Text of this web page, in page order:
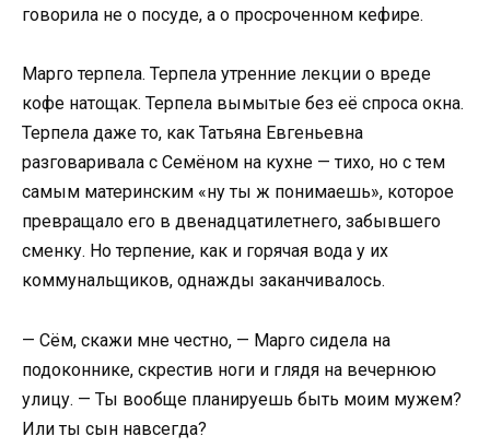
говорила не о посуде, а о просроченном кефире.
Марго терпела. Терпела утренние лекции о вреде
кофе натощак. Терпела вымытые без её спроса окна.
Терпела даже то, как Татьяна Евгеньевна
разговаривала с Семёном на кухне — тихо, но с тем
самым материнским «ну ты ж понимаешь», которое
превращало его в двенадцатилетнего, забывшего
сменку. Но терпение, как и горячая вода у их
коммунальщиков, однажды заканчивалось.
— Сём, скажи мне честно, — Марго сидела на
подоконнике, скрестив ноги и глядя на вечернюю
улицу. — Ты вообще планируешь быть моим мужем?
Или ты сын навсегда?